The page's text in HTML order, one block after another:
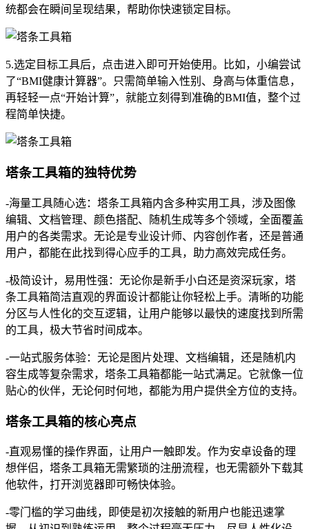
统都会在瞬间呈现结果，帮助你快速锁定目标。
5.选定目标工具后，点击进入即可开始使用。比如，小编尝试
了“BMI健康计算器”。只需简单输入性别、身高与体重信息，
再轻轻一点“开始计算”，就能立刻得到准确的BMI值，整个过
程简单快捷。
塔条工具箱的独特优势
-海量工具随心选：塔条工具箱内含多种实用工具，涉及图像
编辑、文档管理、颜色搭配、随机生成等多个领域，全面覆盖
用户的各类需求。无论是专业设计师、内容创作者，还是普通
用户，都能在此找到得心应手的工具，助力高效完成任务。
-极简设计，易用性强：无论你是新手小白还是资深玩家，塔
条工具箱简洁直观的界面设计都能让你轻松上手。清晰的功能
分区与人性化的交互逻辑，让用户能够以最快的速度找到所需
的工具，极大节省时间成本。
-一站式服务体验：无论是图片处理、文档编辑，还是随机内
容生成等复杂需求，塔条工具箱都能一站式满足。它就像一位
贴心的伙伴，无论何时何地，都能为用户提供全方位的支持。
塔条工具箱的核心亮点
-直观易懂的操作界面，让用户一触即发。作为安卓设备的理
想伴侣，塔条工具箱无需繁琐的注册流程，也无需额外下载其
他软件，打开浏览器即可畅快体验。
-零门槛的学习曲线，即使是初次接触的新用户也能迅速掌